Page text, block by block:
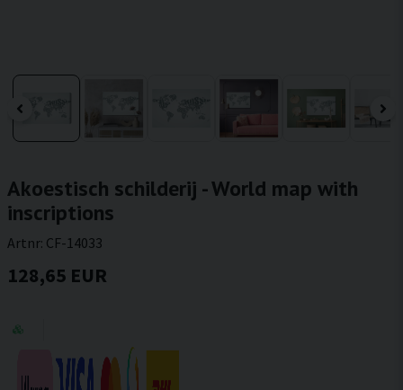
Akoestisch schilderij - World map with
inscriptions
Artnr: CF-14033
128,65 EUR